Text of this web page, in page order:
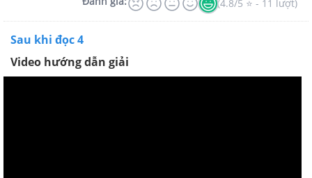
(4.8/5 ⭐ - 11 lượt)
Sau khi đọc 4
Video hướng dẫn giải